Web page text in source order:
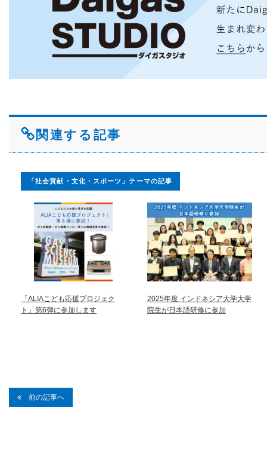
関連する記事
「社会貢献・文化・スポーツ」テーマの記事
「ALIAこども応援プロジェク
ト」第6弾に参加します
2025年度 インドネシア大学大学
院生が日本語研修に参加
前の記事へ